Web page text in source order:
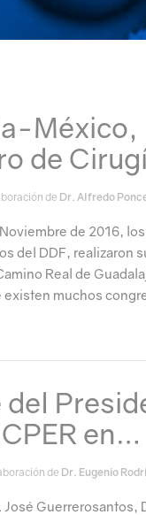
México,
de
de Dr. Alfredo
de 2016,
del DDF, realizaron
Real de
existen muchos
del
en…
de Dr. Eugenio
José Guerrerosantos,